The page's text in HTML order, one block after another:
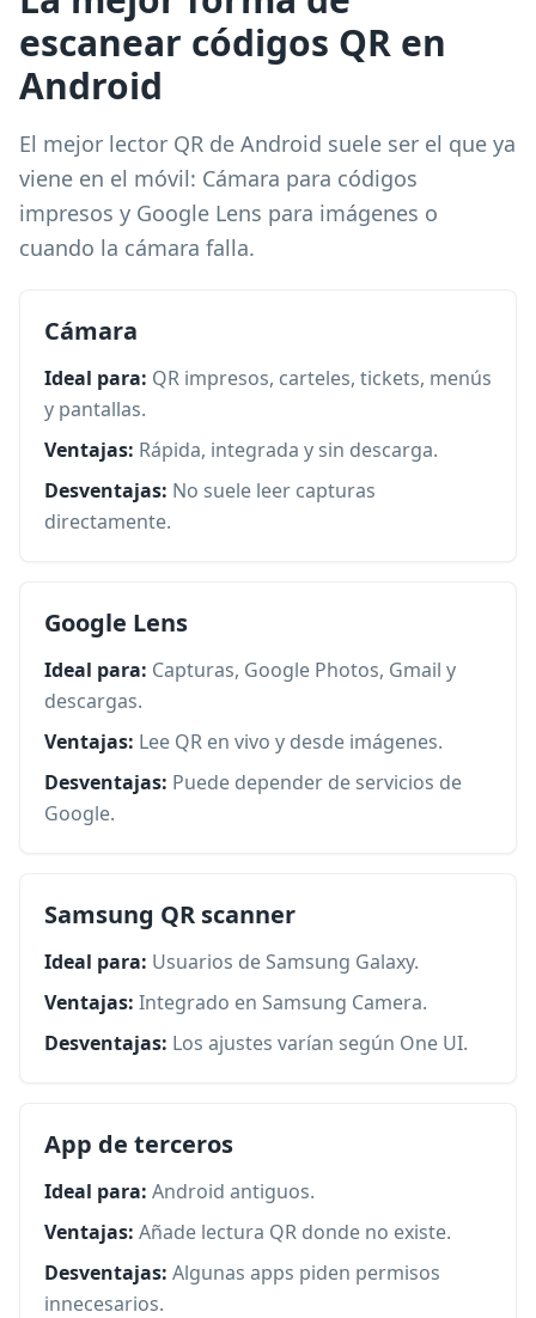
escanear códigos QR en
Android
El mejor lector QR de Android suele ser el que ya
viene en el móvil: Cámara para códigos
impresos y Google Lens para imágenes o
cuando la cámara falla.
Cámara
Ideal para: QR impresos, carteles, tickets, menús
y pantallas.
Ventajas: Rápida, integrada y sin descarga.
Desventajas: No suele leer capturas
directamente.
Google Lens
Ideal para: Capturas, Google Photos, Gmail y
descargas.
Ventajas: Lee QR en vivo y desde imágenes.
Desventajas: Puede depender de servicios de
Google.
Samsung QR scanner
Ideal para: Usuarios de Samsung Galaxy.
Ventajas: Integrado en Samsung Camera.
Desventajas: Los ajustes varían según One UI.
App de terceros
Ideal para: Android antiguos.
Ventajas: Añade lectura QR donde no existe.
Desventajas: Algunas apps piden permisos
innecesarios.